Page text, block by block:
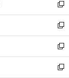
く
で
開
く
い
ウ
ィ
ン
ド
ウ
で
新
し
い
ウ
ィ
ン
ド
新
し
い
ウ
ィ
新
し
い
新